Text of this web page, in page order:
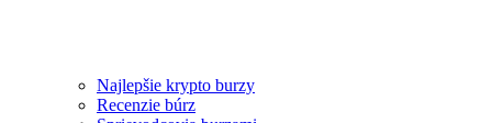
Najlepšie krypto burzy
Recenzie búrz